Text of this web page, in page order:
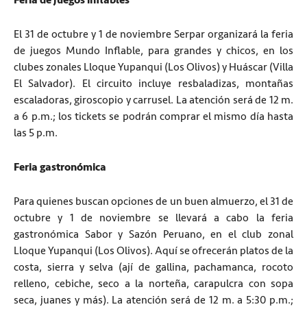
El 31 de octubre y 1 de noviembre Serpar organizará la feria
de juegos Mundo Inflable, para grandes y chicos, en los
clubes zonales Lloque Yupanqui (Los Olivos) y Huáscar (Villa
El Salvador). El circuito incluye resbaladizas, montañas
escaladoras, giroscopio y carrusel. La atención será de 12 m.
a 6 p.m.; los tickets se podrán comprar el mismo día hasta
las 5 p.m.
Feria gastronómica
Para quienes buscan opciones de un buen almuerzo, el 31 de
octubre y 1 de noviembre se llevará a cabo la feria
gastronómica Sabor y Sazón Peruano, en el club zonal
Lloque Yupanqui (Los Olivos). Aquí se ofrecerán platos de la
costa, sierra y selva (ají de gallina, pachamanca, rocoto
relleno, cebiche, seco a la norteña, carapulcra con sopa
seca, juanes y más). La atención será de 12 m. a 5:30 p.m.;